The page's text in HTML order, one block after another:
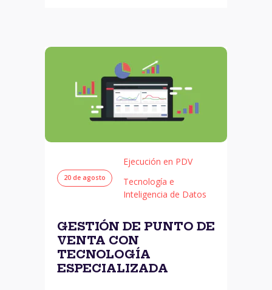
20 de agosto
Ejecución en PDV
Tecnología e
Inteligencia de Datos
GESTIÓN DE PUNTO DE
VENTA CON
TECNOLOGÍA
ESPECIALIZADA